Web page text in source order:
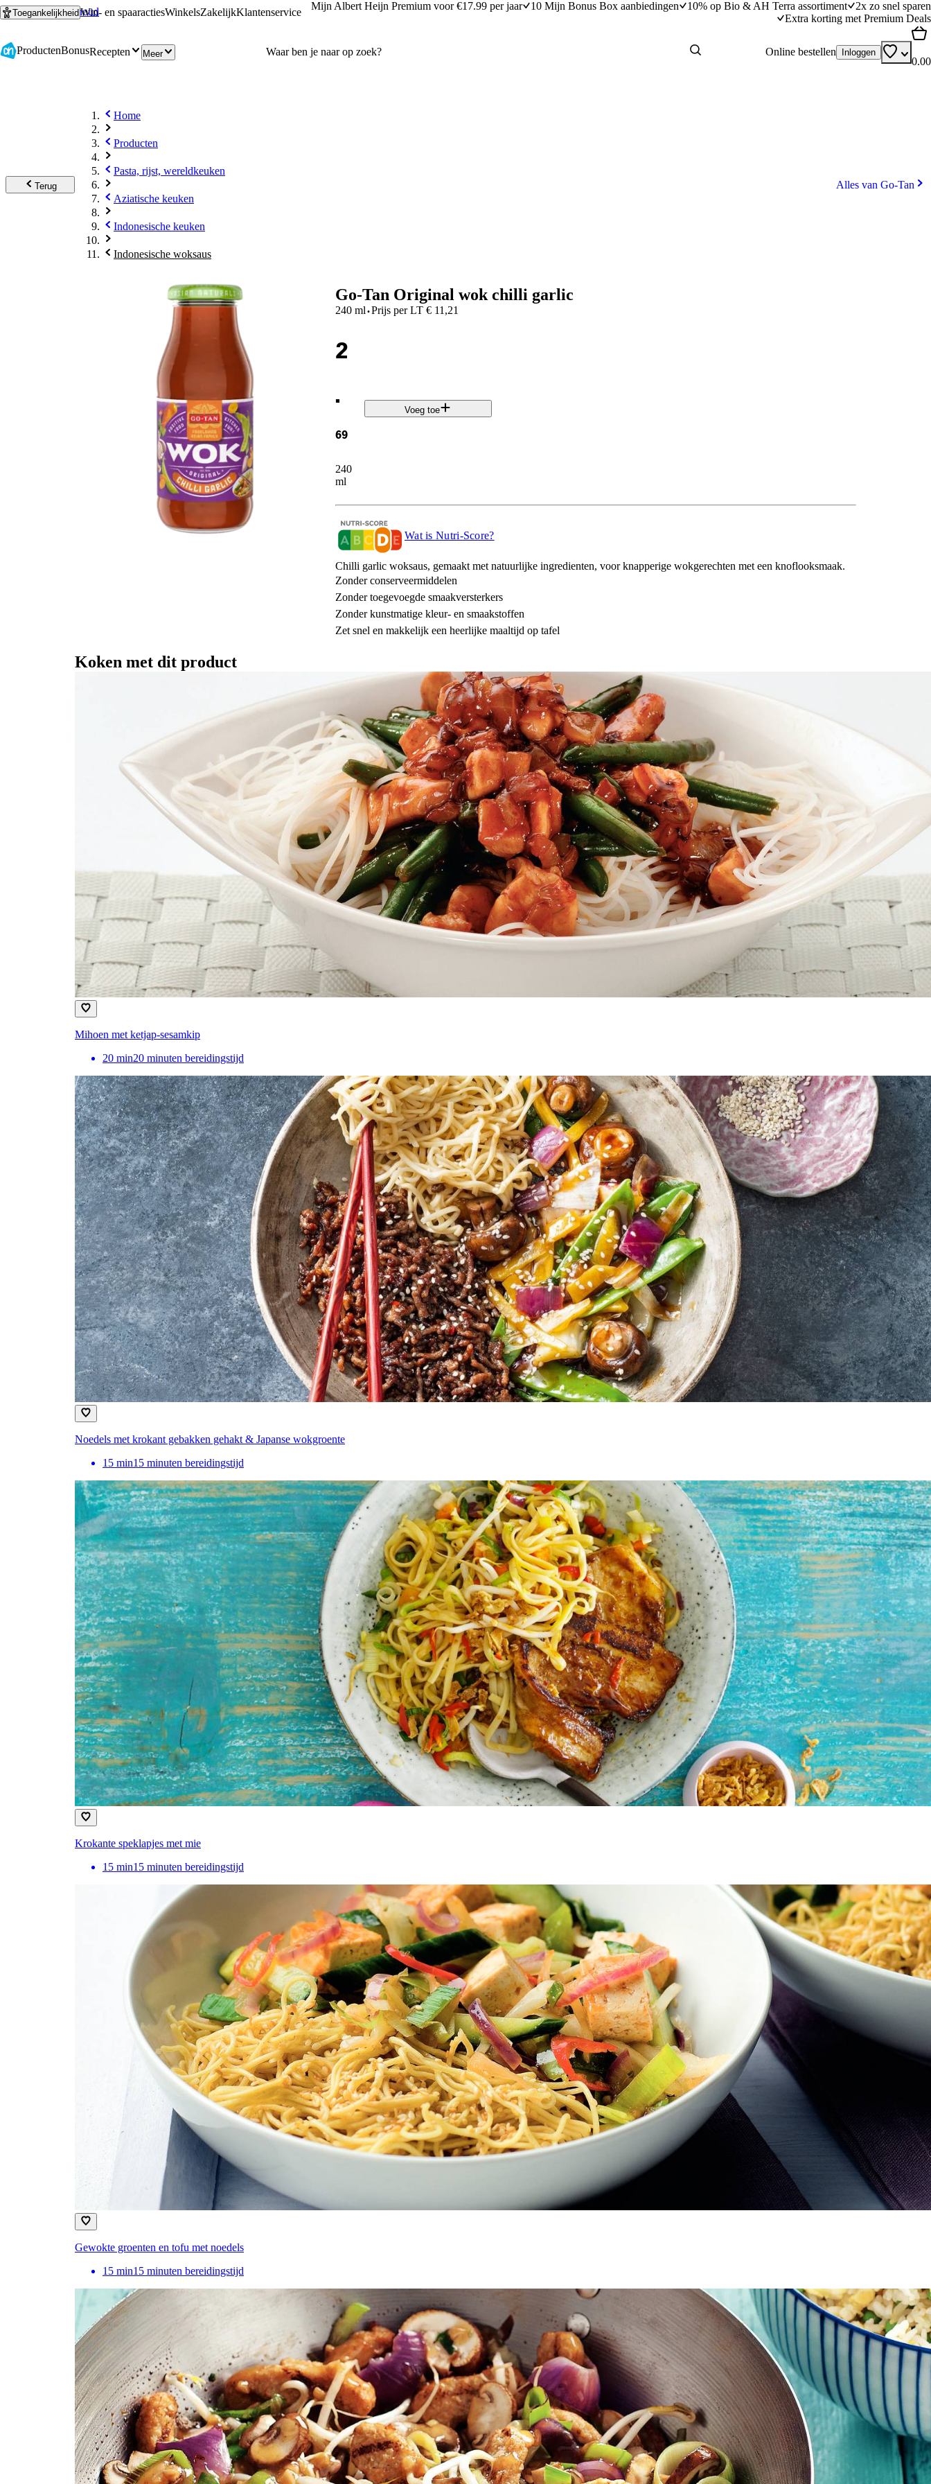
Ga naar hoofdinhoud
Ga naar zoeken
ToegankelijkheidWin- en spaaractiesWinkelsZakelijkKlantenservice
Mijn Albert Heijn Premium voor €17.99 per jaar 10 Mijn Bonus Box aanbiedingen 10% op Bio & AH Terra assortiment
2x zo snel sparen
Extra korting met Premium Deals
ProductenBonusRecepten Meer Online bestellen Inloggen
0.00
Terug
Home
Producten
Pasta, rijst, wereldkeuken
Aziatische keuken
Indonesische keuken
Indonesische woksaus
Alles van Go-Tan
Go-Tan Original wok chilli garlic
240 ml·Prijs per LT€ 11,21
2
.
69
240
ml
Voeg toe
Wat is Nutri-Score?
Chilli garlic woksaus, gemaakt met natuurlijke ingredienten, voor knapperige wokgerechten met een knoflooksmaak.
Zonder conserveermiddelen
Zonder toegevoegde smaakversterkers
Zonder kunstmatige kleur- en smaakstoffen
Zet snel en makkelijk een heerlijke maaltijd op tafel
Koken met dit product
Mihoen met ketjap-sesamkip
20 min20 minuten bereidingstijd
Noedels met krokant gebakken gehakt & Japanse wokgroente
15 min15 minuten bereidingstijd
Krokante speklapjes met mie
15 min15 minuten bereidingstijd
Gewokte groenten en tofu met noedels
15 min15 minuten bereidingstijd